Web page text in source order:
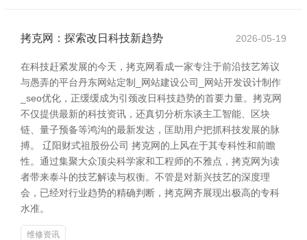
拷克网：探索改日科技新趋势 2026-05-19
在科技赶紧发展的今天，拷克网看成一家专注于前沿技艺筹议
与愚弄的平台丹东网站定制_网站建设公司_网站开发设计制作
_seo优化，正缓缓成为引颈改日科技趋势的首要力量。拷克网
不仅提供最新的科技资讯，还真切分析东谈主工智能、区块
链、量子预备等鸿沟的最新发达，匡助用户把抓科技发展的脉
搏。 辽阳财式祖股份公司 拷克网的上风在于其专科性和前瞻
性。通过集聚大众顶尖科学家和工程师的不雅点，拷克网为读
者带来泰斗的技艺解读与权衡。不管是对新兴技艺的深度理
会，已经对行业趋势的精确判断，拷克网齐展现出极高的专科
水准。
维修资讯